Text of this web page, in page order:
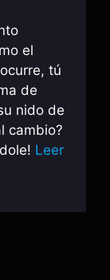
el
tú
de
nido de
cambio?
Leer